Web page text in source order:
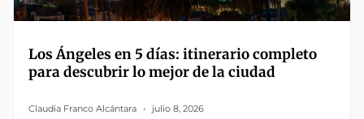
Los Ángeles en 5 días: itinerario completo
para descubrir lo mejor de la ciudad
Claudia Franco Alcántara julio 8, 2026